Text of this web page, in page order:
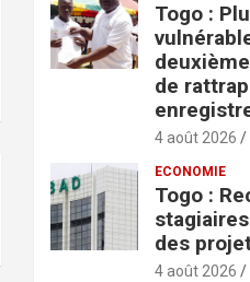
Togo :
de
4 août 2026
ECONOMIE
Togo :
des
4 août 2026